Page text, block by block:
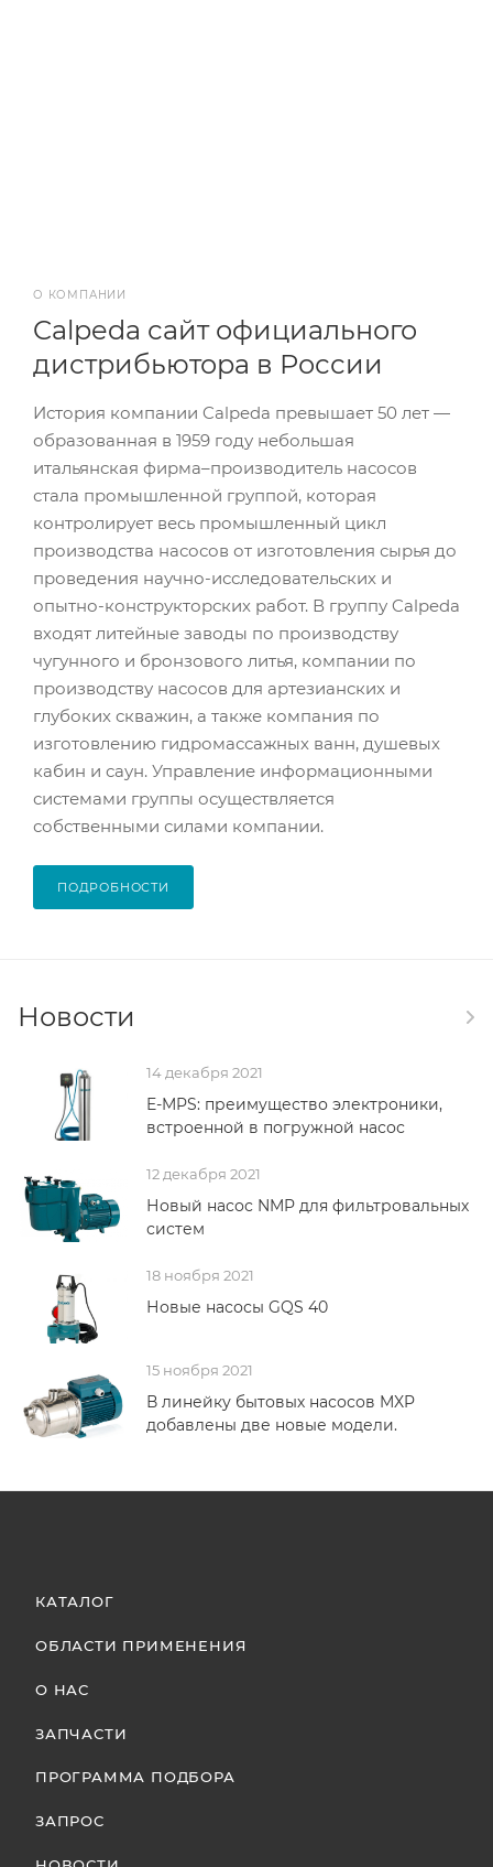
О КОМПАНИИ
Calpeda сайт официального
дистрибьютора в России
История компании Calpeda превышает 50 лет —
образованная в 1959 году небольшая
итальянская фирма–производитель насосов
стала промышленной группой, которая
контролирует весь промышленный цикл
производства насосов от изготовления сырья до
проведения научно-исследовательских и
опытно-конструкторских работ. В группу Calpeda
входят литейные заводы по производству
чугунного и бронзового литья, компании по
производству насосов для артезианских и
глубоких скважин, а также компания по
изготовлению гидромассажных ванн, душевых
кабин и саун. Управление информационными
системами группы осуществляется
собственными силами компании.
ПОДРОБНОСТИ
Новости
14 декабря 2021
E-MPS: преимущество электроники,
встроенной в погружной насос
12 декабря 2021
Новый насос NMP для фильтровальных
систем
18 ноября 2021
Новые насосы GQS 40
15 ноября 2021
В линейку бытовых насосов MXP
добавлены две новые модели.
КАТАЛОГ
ОБЛАСТИ ПРИМЕНЕНИЯ
О НАС
ЗАПЧАСТИ
ПРОГРАММА ПОДБОРА
ЗАПРОС